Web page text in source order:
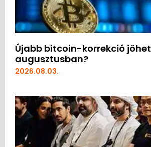
Újabb bitcoin-korrekció jöhet
augusztusban?
2026.08.03.